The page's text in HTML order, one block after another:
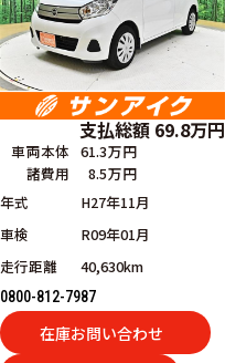
支払総額 69.8万円
車両本体 61.3万円
諸費用
8.5万円
年式
H27年11月
車検
R09年01月
走行距離
40,630km
0800-812-7987
在庫お問い合わせ